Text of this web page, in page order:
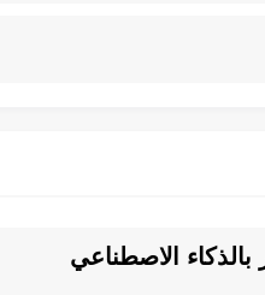
بالذكاء الاصطناعي